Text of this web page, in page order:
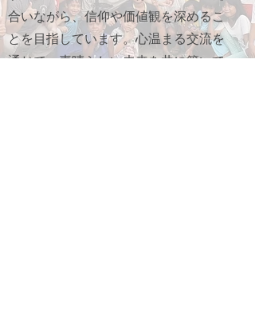
合いながら、信仰や価値観を深めるこ
とを目指しています。心温まる交流を
通じて、素晴らしい未来を共に築いて